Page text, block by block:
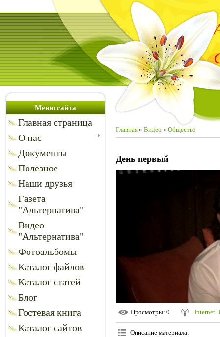
Меню сайта
Главная страница
О нас
Документы
Полезное
Наши друзья
Газета
"Альтернатива"
Видео
"Альтернатива"
Фотоальбомы
Каталог файлов
Каталог статей
Блог
Гостевая книга
Каталог сайтов
Главная » Видео » Общество
День первый
Просмотры: 0 Internet.
Описание материала: